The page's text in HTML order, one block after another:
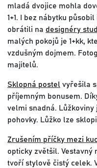
mladá dvojice mohla
1+1. I bez nábytku
obrátili na designéry
malých pokojů je 1+kk,
vzdušným dojmem.
majitelů.
Sklopná postel vyřešila
příjemným bonusem.
velmi snadná. Lůžkoviny
pohovky. Lůžko lze
Zrušením příčky mezi
opticky zvětšil. Vestavný
tvoří stylově čistý celek.